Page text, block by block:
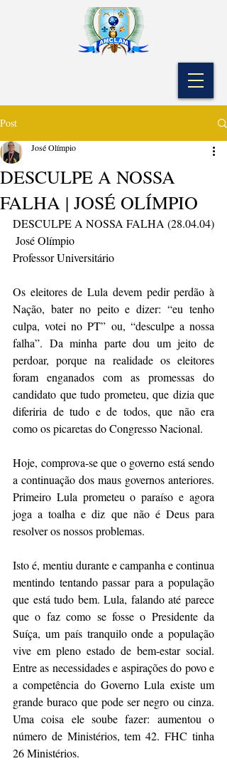
Post
DESCULPE A NOSSA
FALHA | JOSÉ OLÍMPIO
José Olímpio
José Olímpio
Professor Universitário
Os eleitores de Lula devem pedir perdão à
Nação, bater no peito e dizer: “eu tenho
culpa, votei no PT” ou, “desculpe a nossa
falha”. Da minha parte dou um jeito de
perdoar, porque na realidade os eleitores
foram enganados com as promessas do
candidato que tudo prometeu, que dizia que
diferiria de tudo e de todos, que não era
como os picaretas do Congresso Nacional.
Hoje, comprova-se que o governo está sendo
a continuação dos maus governos anteriores.
Primeiro Lula prometeu o paraíso e agora
joga a toalha e diz que não é Deus para
resolver os nossos problemas.
Isto é, mentiu durante e campanha e continua
mentindo tentando passar para a população
que está tudo bem. Lula, falando até parece
que o faz como se fosse o Presidente da
Suíça, um país tranquilo onde a população
vive em pleno estado de bem-estar social.
Entre as necessidades e aspirações do povo e
a competência do Governo Lula existe um
grande buraco que pode ser negro ou cinza.
Uma coisa ele soube fazer: aumentou o
número de Ministérios, tem 42. FHC tinha
26 Ministérios.